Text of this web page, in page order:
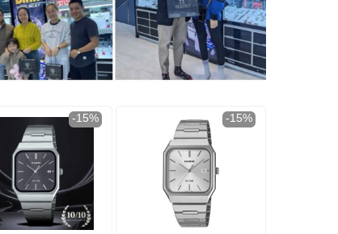
-15% -15%